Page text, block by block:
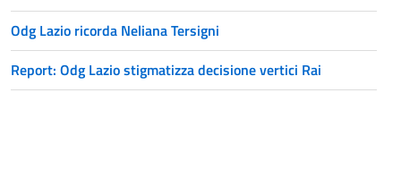
Odg Lazio ricorda Neliana Tersigni
Report: Odg Lazio stigmatizza decisione vertici Rai